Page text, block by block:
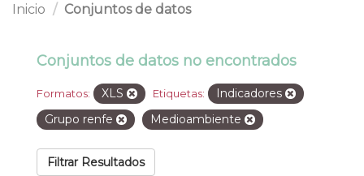
Inicio Conjuntos de datos
Conjuntos de datos no encontrados
Formatos: XLS Etiquetas:
Indicadores
Grupo renfe
Medioambiente
Filtrar Resultados